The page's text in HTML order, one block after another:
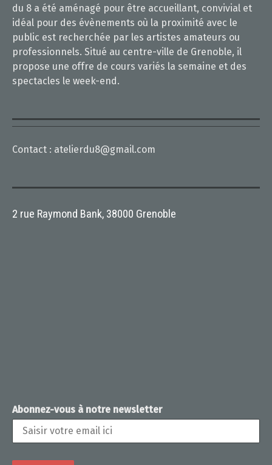
du 8 a été aménagé pour être accueillant, convivial et
idéal pour des évènements où la proximité avec le
public est recherchée par les artistes amateurs ou
professionnels. Situé au centre-ville de Grenoble, il
propose une offre de cours variés la semaine et des
spectacles le week-end.
Contact : atelierdu8@gmail.com
2 rue Raymond Bank, 38000 Grenoble
Abonnez-vous à notre newsletter